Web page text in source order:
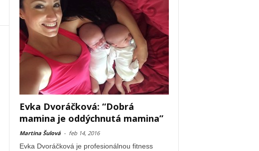
Evka Dvoráčková: “Dobrá
mamina je oddýchnutá mamina”
Martina Šulová - feb 14, 2016
Evka Dvoráčková je profesionálnou fitness